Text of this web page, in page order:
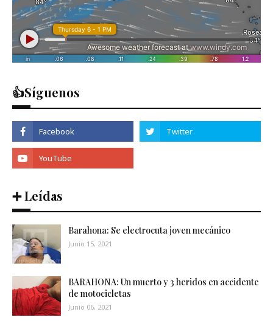
👍Síguenos
➕ Leídas
Barahona: Se electrocuta joven mecánico
Junio 15, 2021
BARAHONA: Un muerto y 3 heridos en accidente
de motocicletas
Junio 06, 2021